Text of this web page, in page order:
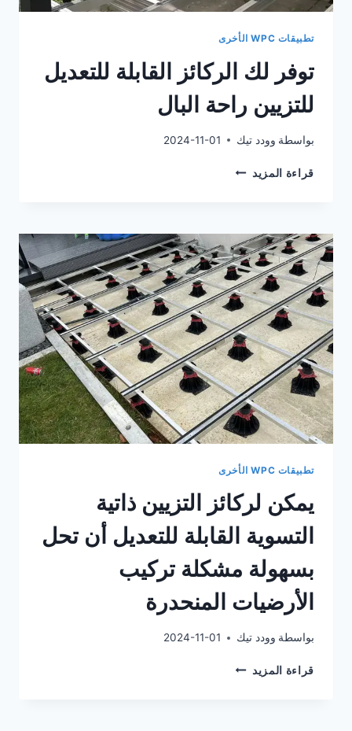
تطبيقات WPC الأخرى
توفر لك الركائز القابلة للتعديل
للتزيين راحة البال
بواسطة وودد تيك 2024-11-01
قراءة المزيد توفر
للتعديل
للتزيين
راحة
البال
تطبيقات WPC الأخرى
يمكن لركائز التزيين ذاتية
التسوية القابلة للتعديل أن تحل
بسهولة مشكلة تركيب
الأرضيات المنحدرة
بواسطة وودد تيك 2024-11-01
قراءة المزيد يمكن